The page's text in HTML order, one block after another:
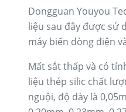
Dongguan Youyou
liệu sau đây được sử
máy biến dòng điện
Mất sắt thấp và có
liệu thép silic chất
nguội, độ dày là